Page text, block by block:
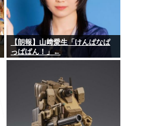
【朗報】山﨑愛生「けんぱなぱ
っぱぱん！」←